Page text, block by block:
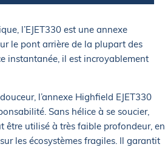
l’EJET330 est une annexe
le pont arrière de la plupart des
instantanée, il est incroyablement
l’annexe Highfield EJET330
Sans hélice à se soucier,
être utilisé à très faible profondeur, en
les écosystèmes fragiles. Il garantit